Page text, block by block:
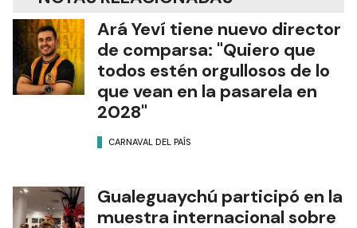
Ará Yeví tiene nuevo director
de comparsa: "Quiero que
todos estén orgullosos de lo
que vean en la pasarela en
2028"
CARNAVAL DEL PAÍS
Gualeguaychú participó en la
muestra internacional sobre